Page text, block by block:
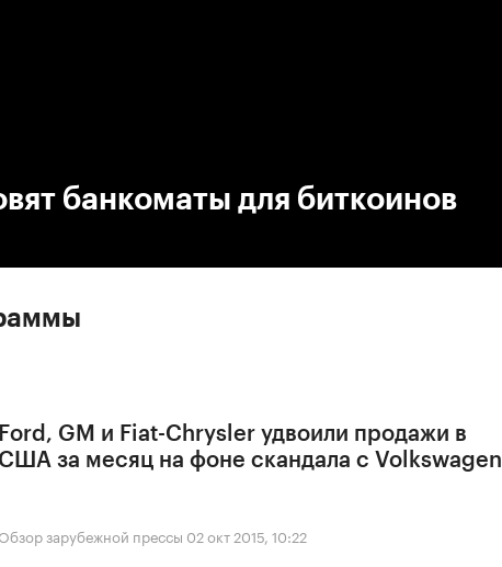
банкоматы для биткоинов
Ford, GM и Fiat-Chrysler удвоили продажи в
США за месяц на фоне скандала с Volkswagen
Обзор зарубежной прессы 02 окт 2015, 10:22